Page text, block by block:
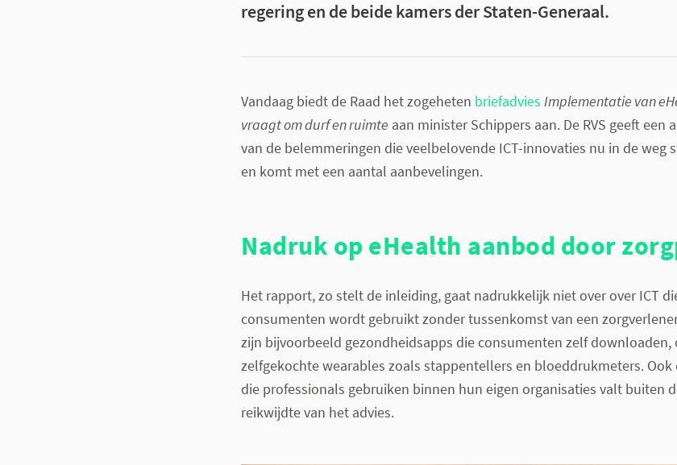
regering en de beide kamers der Staten-Generaal.
Vandaag biedt de Raad het zogeheten briefadvies Implementatie van
vraagt om durf en ruimte aan minister Schippers aan. De RVS geeft een
van de belemmeringen die veelbelovende ICT-innovaties nu in de weg
en komt met een aantal aanbevelingen.
Nadruk op eHealth aanbod door
Het rapport, zo stelt de inleiding, gaat nadrukkelijk niet over over ICT
consumenten wordt gebruikt zonder tussenkomst van een
zijn bijvoorbeeld gezondheidsapps die consumenten zelf downloaden,
zelfgekochte wearables zoals stappentellers en bloeddrukmeters. Ook
die professionals gebruiken binnen hun eigen organisaties valt buiten
reikwijdte van het advies.